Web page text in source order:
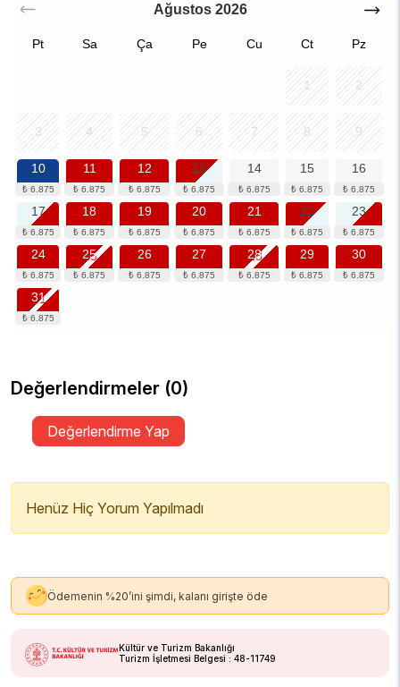
Ağustos 2026
Pt Sa Ça Pe Cu Ct Pz
1 2
3 4 5 6 7 8 9
10 11 12 13 14 15 16
17 18 19 20 21 22 23
24 25 26 27 28 29 30
31
Değerlendirmeler (0)
Değerlendirme Yap
Henüz Hiç Yorum Yapılmadı
Ödemenin %20’ini şimdi, kalanı girişte öde
Kültür ve Turizm Bakanlığı
Turizm İşletmesi Belgesi : 48-11749